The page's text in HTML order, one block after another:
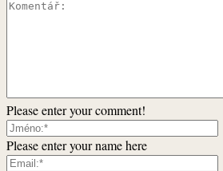
Please enter your comment!
Please enter your name here